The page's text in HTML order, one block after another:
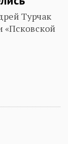
Турчак
«Псковской